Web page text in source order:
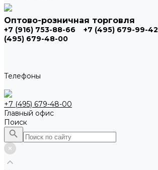
Оптово-розничная торговля
+7 (916) 753-88-66 +7 (495) 679-99-42
(495) 679-48-00
Телефоны
+7 (495) 679-48-00
Главный офис
Поиск